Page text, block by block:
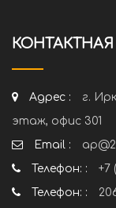
Адрес :
г.
этаж, офис 301
Email :
Телефон: :
+7
Телефон: :